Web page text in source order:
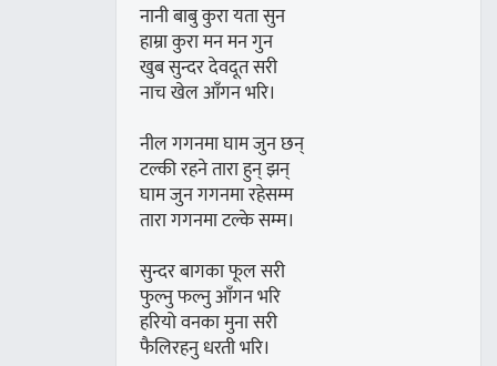
नानी बाबु कुरा यता सुन
हाम्रा कुरा मन मन गुन
खुब सुन्दर देवदूत सरी
नाच खेल आँगन भरि।
नील गगनमा घाम जुन छन्
टल्की रहने तारा हुन् झन्
घाम जुन गगनमा रहेसम्म
तारा गगनमा टल्के सम्म।
सुन्दर बागका फूल सरी
फुल्नु फल्नु आँगन भरि
हरियो वनका मुना सरी
फैलिरहनु धरती भरि।